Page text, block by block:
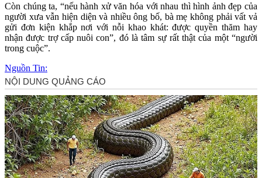
Còn chúng ta, “nếu hành xử văn hóa với nhau thì hình ảnh đẹp của
người xưa vẫn hiện diện và nhiều ông bố, bà mẹ không phải vất vả
gửi đơn kiện khắp nơi với nỗi khao khát: được quyền thăm hay
nhận được trợ cấp nuôi con”, đó là tâm sự rất thật của một “người
trong cuộc”.
Nguồn Tin: